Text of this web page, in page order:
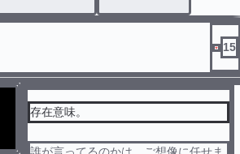
あ‼️やりませんねえスギィ‼️🍅
15
存在意味。